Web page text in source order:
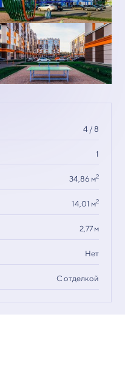
4 / 8
1
34,86 м2
14,01 м2
2,77 м
Нет
С отделкой